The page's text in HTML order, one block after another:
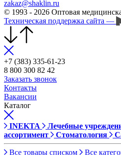
zakaz@shaklin.ru
© 1993 - 2026 Оптовая
Техническая поддержка сайта —
+7 (383) 335-61-23
8 800 300 82 42
Заказать звонок
Контакты
Вакансии
Каталог
INEKTA Лечебные
ассортимент
Стоматология
Все товары списком Все